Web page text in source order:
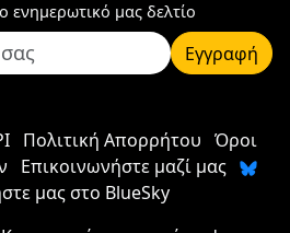
ενημερωτικό μας δελτίο
Εγγραφή
Πολιτική Απορρήτου Όροι
Επικοινωνήστε μαζί μας
μας στο BlueSky